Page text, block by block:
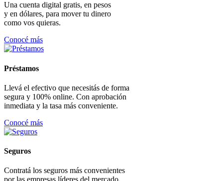
Una cuenta digital gratis, en pesos
y en dólares, para mover tu dinero
como vos quieras.
Conocé más
Préstamos
Llevá el efectivo que necesitás de forma
segura y 100% online. Con aprobación
inmediata y la tasa más conveniente.
Conocé más
Seguros
Contratá los seguros más convenientes